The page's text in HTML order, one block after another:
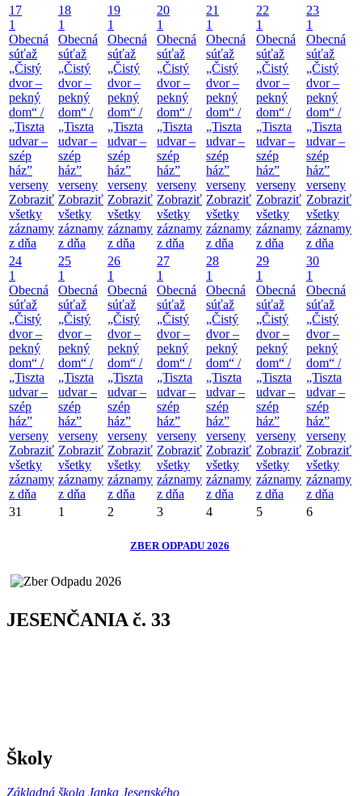
17
1
Obecná
súťaž
„Čistý
dvor –
pekný
dom“ /
„Tiszta
udvar –
szép
ház”
verseny
Zobraziť
všetky
záznamy
z dňa
18
1
Obecná
súťaž
„Čistý
dvor –
pekný
dom“ /
„Tiszta
udvar –
szép
ház”
verseny
Zobraziť
všetky
záznamy
z dňa
19
1
Obecná
súťaž
„Čistý
dvor –
pekný
dom“ /
„Tiszta
udvar –
szép
ház”
verseny
Zobraziť
všetky
záznamy
z dňa
20
1
Obecná
súťaž
„Čistý
dvor –
pekný
dom“ /
„Tiszta
udvar –
szép
ház”
verseny
Zobraziť
všetky
záznamy
z dňa
21
1
Obecná
súťaž
„Čistý
dvor –
pekný
dom“ /
„Tiszta
udvar –
szép
ház”
verseny
Zobraziť
všetky
záznamy
z dňa
22
1
Obecná
súťaž
„Čistý
dvor –
pekný
dom“ /
„Tiszta
udvar –
szép
ház”
verseny
Zobraziť
všetky
záznamy
z dňa
23
1
Obecná
súťaž
„Čistý
dvor –
pekný
dom“ /
„Tiszta
udvar –
szép
ház”
verseny
Zobraziť
všetky
záznamy
z dňa
24
1
Obecná
súťaž
„Čistý
dvor –
pekný
dom“ /
„Tiszta
udvar –
szép
ház”
verseny
Zobraziť
všetky
záznamy
z dňa
25
1
Obecná
súťaž
„Čistý
dvor –
pekný
dom“ /
„Tiszta
udvar –
szép
ház”
verseny
Zobraziť
všetky
záznamy
z dňa
26
1
Obecná
súťaž
„Čistý
dvor –
pekný
dom“ /
„Tiszta
udvar –
szép
ház”
verseny
Zobraziť
všetky
záznamy
z dňa
27
1
Obecná
súťaž
„Čistý
dvor –
pekný
dom“ /
„Tiszta
udvar –
szép
ház”
verseny
Zobraziť
všetky
záznamy
z dňa
28
1
Obecná
súťaž
„Čistý
dvor –
pekný
dom“ /
„Tiszta
udvar –
szép
ház”
verseny
Zobraziť
všetky
záznamy
z dňa
29
1
Obecná
súťaž
„Čistý
dvor –
pekný
dom“ /
„Tiszta
udvar –
szép
ház”
verseny
Zobraziť
všetky
záznamy
z dňa
30
1
Obecná
súťaž
„Čistý
dvor –
pekný
dom“ /
„Tiszta
udvar –
szép
ház”
verseny
Zobraziť
všetky
záznamy
z dňa
31
1 2 3 4 5 6
ZBER ODPADU 2026
JESENČANIA č. 33
Školy
Základná škola Janka Jesenského